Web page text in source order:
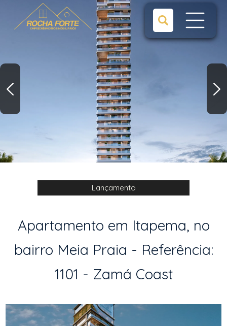
Lançamento
Apartamento em Itapema, no
bairro Meia Praia - Referência:
1101 - Zamá Coast